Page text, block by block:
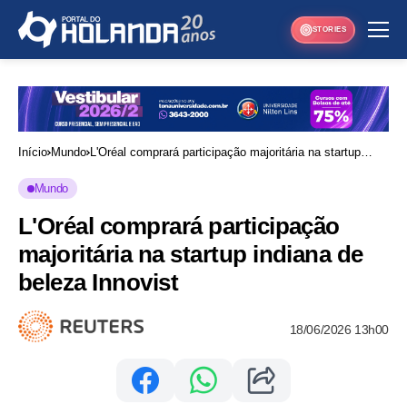
STORIES
Início Mundo L'Oréal comprará participação majoritária na startup
Mundo
L'Oréal comprará participação
majoritária na startup indiana de
beleza Innovist
18/06/2026 13h00